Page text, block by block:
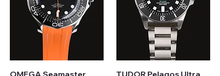
OMEGA Seamaster
TUDOR Pelagos Ultra